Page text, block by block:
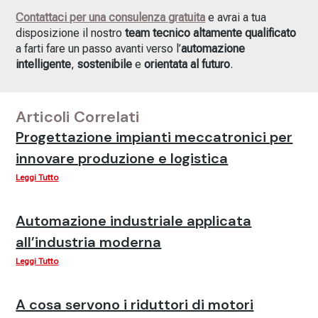
Contattaci per una consulenza gratuita e avrai a tua
disposizione il nostroteam tecnico altamente qualificato
a farti fare un passo avanti verso l’automazione
intelligente,sostenibile eorientata al futuro.
Articoli Correlati
Progettazione impianti meccatronici per
innovare produzione e logistica
Leggi Tutto
Automazione industriale applicata
all’industria moderna
Leggi Tutto
A cosa servono i riduttori di motori